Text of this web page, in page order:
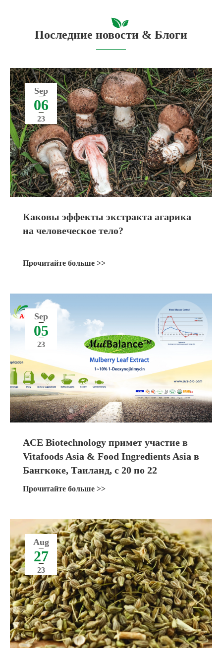
Последние новости & Блоги
Sep
06
23
Каковы эффекты экстракта агарика
на человеческое тело?
Прочитайте больше >>
Sep
05
23
ACE Biotechnology примет участие в
Vitafoods Asia & Food Ingredients Asia в
Бангкоке, Таиланд, с 20 по 22
сентября 2023 года
Прочитайте больше >>
Aug
27
23